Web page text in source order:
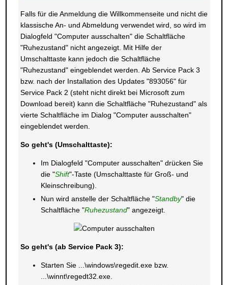
Falls für die Anmeldung die Willkommenseite und nicht die
klassische An- und Abmeldung verwendet wird, so wird im
Dialogfeld "Computer ausschalten" die Schaltfläche
"Ruhezustand" nicht angezeigt. Mit Hilfe der
Umschalttaste kann jedoch die Schaltfläche
"Ruhezustand" eingeblendet werden. Ab Service Pack 3
bzw. nach der Installation des Updates "893056" für
Service Pack 2 (steht nicht direkt bei Microsoft zum
Download bereit) kann die Schaltfläche "Ruhezustand" als
vierte Schaltfläche im Dialog "Computer ausschalten"
eingeblendet werden.
So geht's (Umschalttaste):
Im Dialogfeld "Computer ausschalten" drücken Sie
die "Shift"-Taste (Umschalttaste für Groß- und
Kleinschreibung).
Nun wird anstelle der Schaltfläche "Standby" die
Schaltfläche "Ruhezustand" angezeigt.
So geht's (ab Service Pack 3):
Starten Sie ...\windows\regedit.exe bzw.
...\winnt\regedt32.exe.